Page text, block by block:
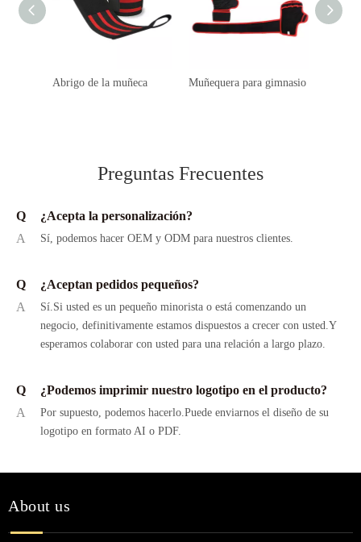
Abrigo de la muñeca Muñequera para gimnasio
Preguntas Frecuentes
Q
¿Acepta la personalización?
A
Sí, podemos hacer OEM y ODM para nuestros clientes.
Q
¿Aceptan pedidos pequeños?
A
Sí.Si usted es un pequeño minorista o está comenzando un
negocio, definitivamente estamos dispuestos a crecer con usted.Y
esperamos colaborar con usted para una relación a largo plazo.
Q
¿Podemos imprimir nuestro logotipo en el producto?
A
Por supuesto, podemos hacerlo.Puede enviarnos el diseño de su
logotipo en formato AI o PDF.
About us